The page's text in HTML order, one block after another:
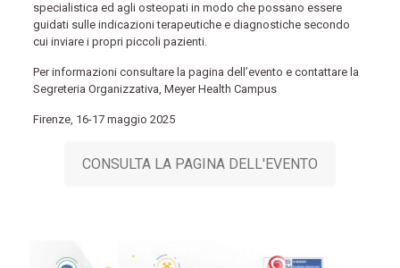
specialistica ed agli osteopati in modo che possano essere
guidati sulle indicazioni terapeutiche e diagnostiche secondo
cui inviare i propri piccoli pazienti.
Per informazioni consultare la pagina dell’evento e contattare la
Segreteria Organizzativa, Meyer Health Campus
Firenze, 16-17 maggio 2025
CONSULTA LA PAGINA DELL'EVENTO